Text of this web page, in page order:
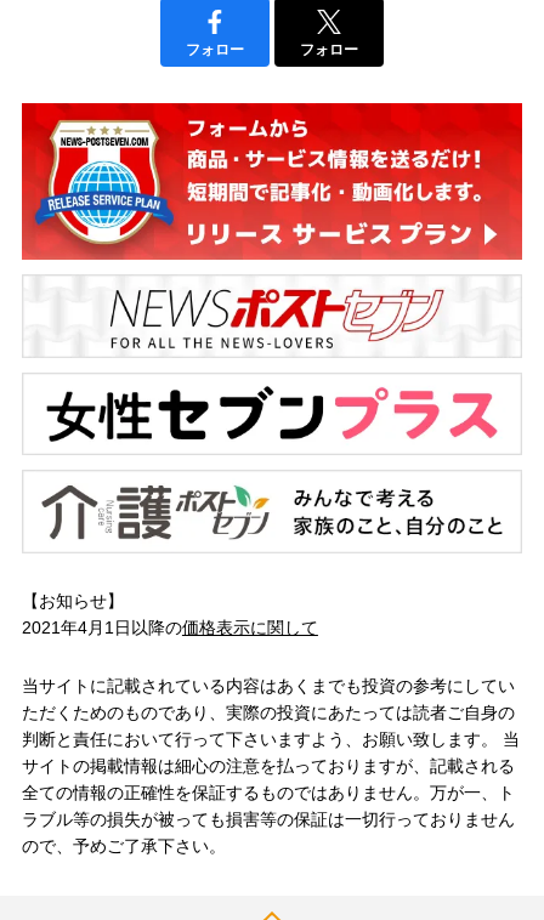
フォロー フォロー
【お知らせ】
2021年4月1日以降の価格表示に関して
当サイトに記載されている内容はあくまでも投資の参考にしてい
ただくためのものであり、実際の投資にあたっては読者ご自身の
判断と責任において行って下さいますよう、お願い致します。 当
サイトの掲載情報は細心の注意を払っておりますが、記載される
全ての情報の正確性を保証するものではありません。万が一、ト
ラブル等の損失が被っても損害等の保証は一切行っておりません
ので、予めご了承下さい。